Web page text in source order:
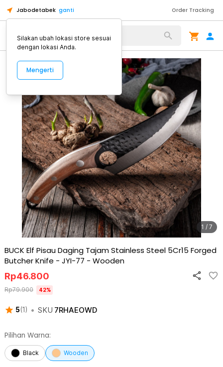
Jabodetabek ganti Order Tracking
Alat Kopi
1 / 7
BUCK Elf Pisau Daging Tajam Stainless Steel 5Cr15 Forged
Butcher Knife - JYI-77 - Wooden
5(1 ) • SKU 7RHAEOWD
Rp46.800
Rp79.900 42%
Pilihan Warna:
Black Wooden
Silakan ubah lokasi store sesuai
dengan lokasi Anda.
Mengerti